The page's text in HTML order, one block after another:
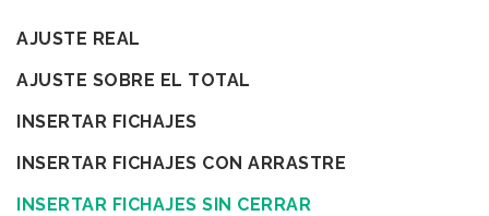
AJUSTE REAL
AJUSTE SOBRE EL TOTAL
INSERTAR FICHAJES
INSERTAR FICHAJES CON ARRASTRE
INSERTAR FICHAJES SIN CERRAR